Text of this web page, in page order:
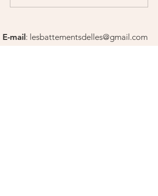
E-mail : lesbattementsdelles@gmail.com